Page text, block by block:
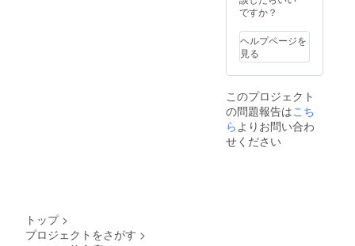
いたし
ですか？
ヘルプページを
見る
このプロジェクト
の問題報告はこち
らよりお問い合わ
せください
トップ >
プロジェクトをさがす >